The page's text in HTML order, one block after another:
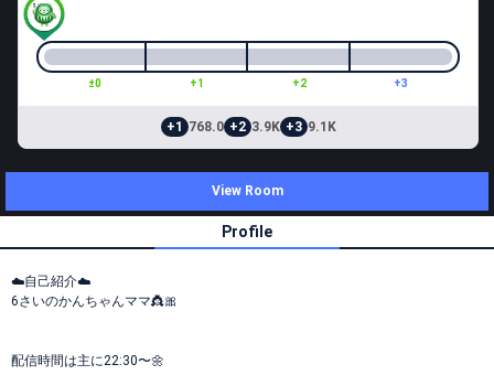
±0 +1 +2 +3
+1 768.0 +2 3.9K +3 9.1K
View Room
Profile
☁️自己紹介☁️
6さいのかんちゃんママ👸🎀
配信時間は主に22:30〜🌼